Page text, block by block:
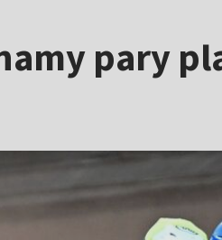
pary